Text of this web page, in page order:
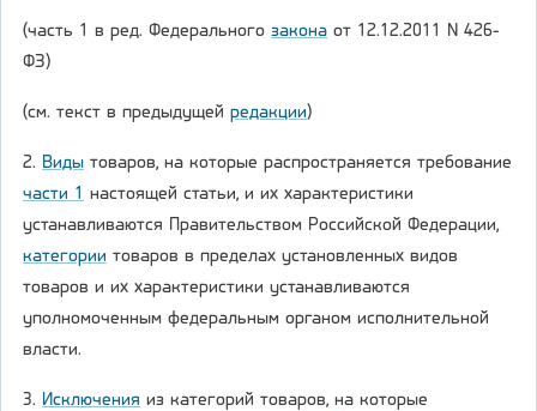
(часть 1 в ред. Федерального закона от 12.12.2011 N 426-
ФЗ)
(см. текст в предыдущей редакции)
2. Виды товаров, на которые распространяется требование
части 1 настоящей статьи, и их характеристики
устанавливаются Правительством Российской Федерации,
категории товаров в пределах установленных видов
товаров и их характеристики устанавливаются
уполномоченным федеральным органом исполнительной
власти.
3. Исключения из категорий товаров, на которые